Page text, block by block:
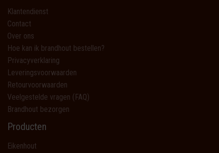
Klantendienst
Contact
Over ons
Hoe kan ik brandhout bestellen?
Privacyverklaring
Leveringsvoorwaarden
Retourvoorwaarden
Veelgestelde vragen (FAQ)
Brandhout bezorgen
Producten
Eikenhout